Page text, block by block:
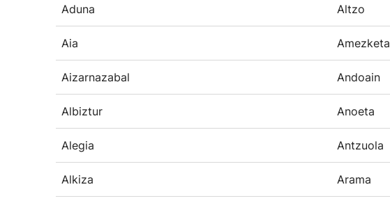
Aduna Altzo
Aia Amezketa
Aizarnazabal Andoain
Albiztur Anoeta
Alegia Antzuola
Alkiza Arama